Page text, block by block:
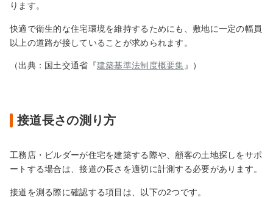
ります。
快適で衛生的な住宅環境を維持するためにも、敷地に一定の幅員
以上の道路が接していることが求められます。
（出典：国土交通省『建築基準法制度概要集』）
接道長さの測り方
工務店・ビルダーが住宅を建築する際や、顧客の土地探しをサポ
ートする場合は、接道の長さを適切に計測する必要があります。
接道を測る際に確認する項目は、以下の2つです。